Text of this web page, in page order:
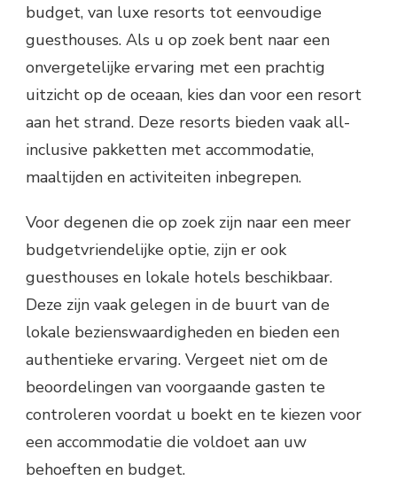
budget, van luxe resorts tot eenvoudige
guesthouses. Als u op zoek bent naar een
onvergetelijke ervaring met een prachtig
uitzicht op de oceaan, kies dan voor een resort
aan het strand. Deze resorts bieden vaak all-
inclusive pakketten met accommodatie,
maaltijden en activiteiten inbegrepen.
Voor degenen die op zoek zijn naar een meer
budgetvriendelijke optie, zijn er ook
guesthouses en lokale hotels beschikbaar.
Deze zijn vaak gelegen in de buurt van de
lokale bezienswaardigheden en bieden een
authentieke ervaring. Vergeet niet om de
beoordelingen van voorgaande gasten te
controleren voordat u boekt en te kiezen voor
een accommodatie die voldoet aan uw
behoeften en budget.